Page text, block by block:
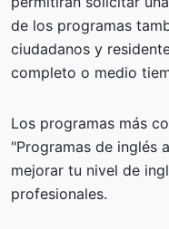
de los programas
ciudadanos y
completo o medio
Los programas más
"Programas de inglés
mejorar tu nivel de
profesionales.